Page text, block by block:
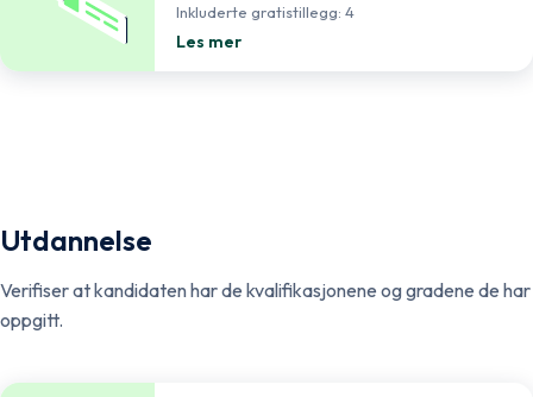
Inkluderte gratistillegg: 4
Les mer
Utdannelse
Verifiser at kandidaten har de kvalifikasjonene og gradene de har
oppgitt.